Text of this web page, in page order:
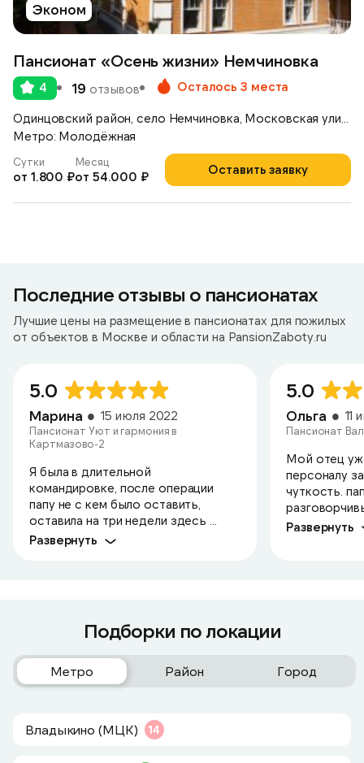
Эконом
Пансионат «Осень жизни» Немчиновка
4 19 отзывов Осталось 3 места
Метро: Молодёжная
Оставить заявку
Сутки
от 1.800 ₽
Месяц
от 54.000 ₽
Последние отзывы о пансионатах
Лучшие цены на размещение в пансионатах для пожилых
от объектов в Москве и области на PansionZaboty.ru
5.0
Марина 15 июля 2022
Пансионат Уют и гармония в
Картмазово-2
Я была в длительной
командировке, после операции
папу не с кем было оставить,
оставила на три недели здесь ...
Развернуть
5.0
Ольга 11
Пансионат
Мой отец
персоналу
чуткость.
Развернуть
Подборки по локации
Метро Район Город
Владыкино (МЦК) 14